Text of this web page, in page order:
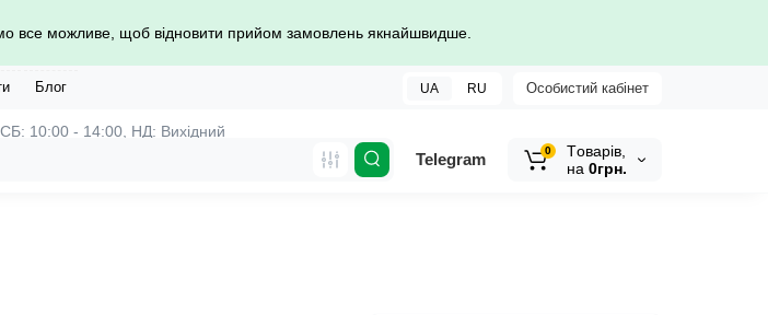
все можливе, щоб відновити прийом замовлень якнайшвидше.
Блог Особистий кабінет
UA RU
10:00 - 14:00, НД: Вихідний
Telegram 0
Tоварів,
на 0грн.